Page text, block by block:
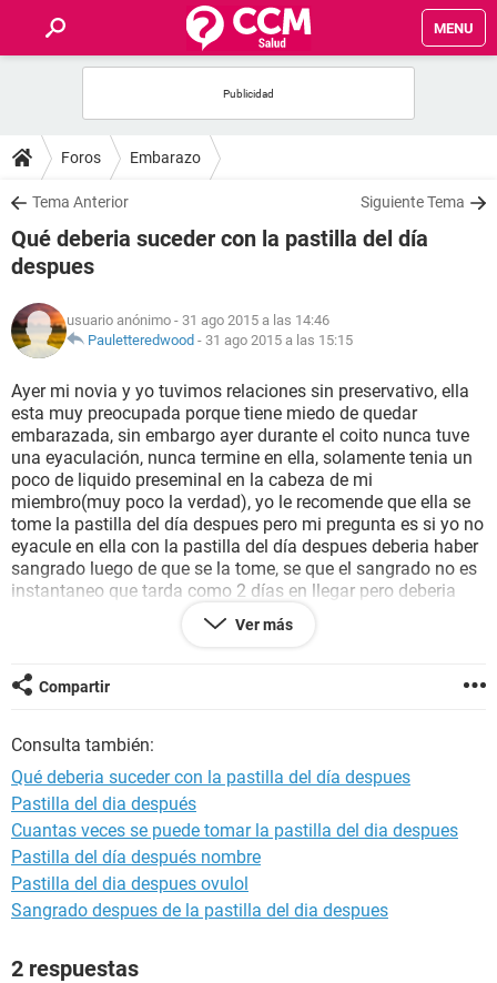
MENU
FOROS
SALUD
FAMILIA
NUTRICIÓN
SEXUALIDAD
GLOSARIO
Foros Embarazo
Tema Anterior Siguiente Tema
Qué deberia suceder con la pastilla del día
despues
usuario anónimo - 31 ago 2015 a las 14:46
Pauletteredwood - 31 ago 2015 a las 15:15
Ayer mi novia y yo tuvimos relaciones sin preservativo, ella
esta muy preocupada porque tiene miedo de quedar
embarazada, sin embargo ayer durante el coito nunca tuve
una eyaculación, nunca termine en ella, solamente tenia un
poco de liquido preseminal en la cabeza de mi
miembro(muy poco la verdad), yo le recomende que ella se
tome la pastilla del día despues pero mi pregunta es si yo no
eyacule en ella con la pastilla del día despues deberia haber
sangrado luego de que se la tome, se que el sangrado no es
instantaneo que tarda como 2 días en llegar pero deberia
ella sangrar si yo no termine? Se que el liquido preseminal
tambien embaraza ya que igual contiene espermatozoides
dentro de ella
Ver más
Compartir
Consulta también:
Qué deberia suceder con la pastilla del día despues
Pastilla del dia después
Cuantas veces se puede tomar la pastilla del dia despues
Pastilla del día después nombre
Pastilla del dia despues ovulol
Sangrado despues de la pastilla del dia despues
2 respuestas